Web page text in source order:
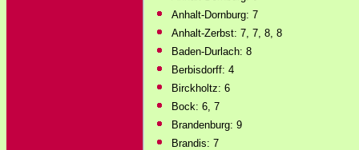
Anhalt-Dornburg: 7
Anhalt-Zerbst: 7, 7, 8, 8
Baden-Durlach: 8
Berbisdorff: 4
Birckholtz: 6
Bock: 6, 7
Brandenburg: 9
Brandis: 7